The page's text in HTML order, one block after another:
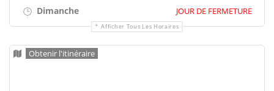
Dimanche JOUR DE FERMETURE
Afficher Tous Les Horaires
Obtenir l'itinéraire